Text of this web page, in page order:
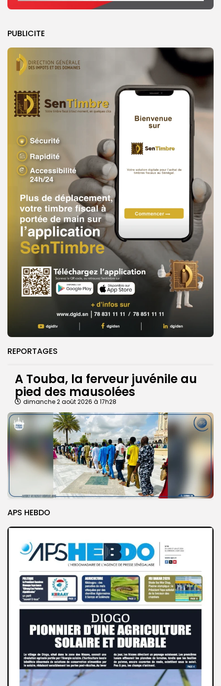
PUBLICITE
REPORTAGES
A Touba, la ferveur juvénile au
pied des mausolées
dimanche 2 août 2026 à 17h28
APS HEBDO